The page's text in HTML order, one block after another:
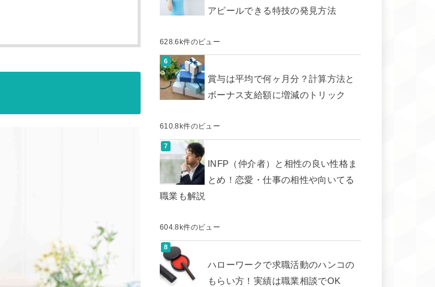
アピールできる特技の発見方法
628.6k件のビュー
賞与は平均で何ヶ月分？計算方法と
ボーナス支給額に増減のトリック
610.8k件のビュー
INFP（仲介者）と相性の良い性格ま
とめ！恋愛・仕事の相性や向いてる
職業も解説
604.8k件のビュー
ハローワークで求職活動のハンコの
もらい方！実績は職業相談でOK